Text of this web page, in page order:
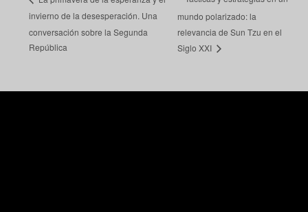
invierno de la desesperación. Una
conversación sobre la Segunda
República
mundo polarizado: la
relevancia de Sun Tzu en el
Siglo XXI